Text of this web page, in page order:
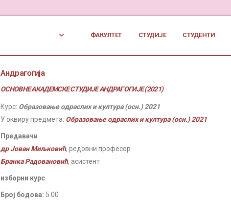
ФАКУЛТЕТ СТУДИЈЕ СТУДЕНТИ
Андрагогија
ОСНОВНЕ АКАДЕМСКЕ СТУДИЈЕ АНДРАГОГИЈЕ (2021)
Курс: Образовање одраслих и култура (осн.) 2021
У оквиру предмета: Образовање одраслих и култура (осн.) 2021
Предавачи
др Јован Миљковић, редовни професор
Бранка Радовановић, асистент
изборни курс
Број бодова: 5.00